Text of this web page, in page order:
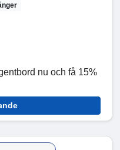
nu och få 15%